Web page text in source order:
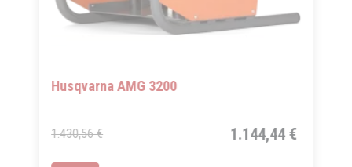
Husqvarna AMG 3200
1.430,56 € 1.144,44 €